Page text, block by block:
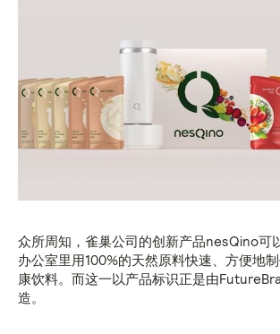
众所周知，雀巢公司的创新产品nesQino可
办公室里用100%的天然原料快速、方便地
康饮料。而这一以产品标识正是由
造。